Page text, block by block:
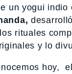
un yogui indio
rituales
y lo
hoy,